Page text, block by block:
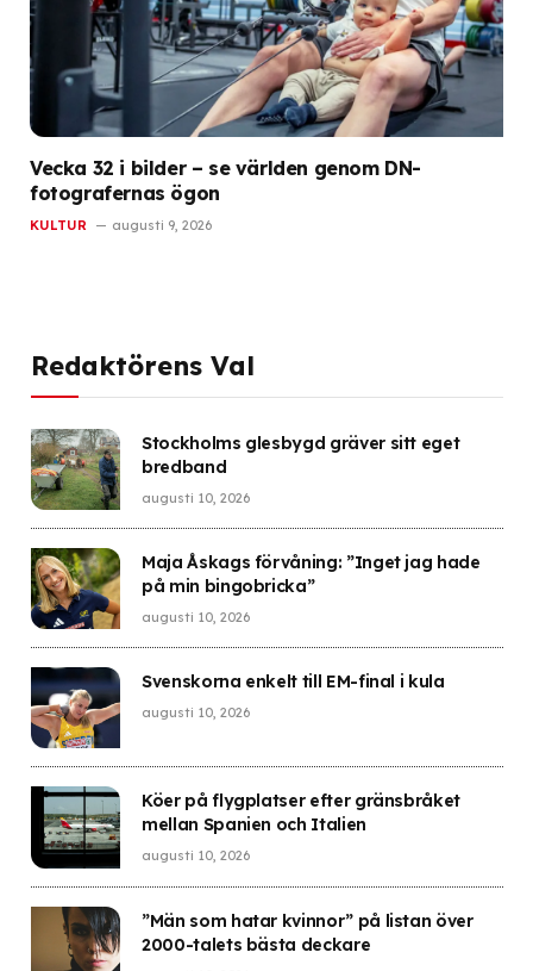
Vecka 32 i bilder – se världen genom DN-
fotografernas ögon
KULTUR augusti 9, 2026
Redaktörens Val
Stockholms glesbygd gräver sitt eget
bredband
augusti 10, 2026
Maja Åskags förvåning: ”Inget jag hade
på min bingobricka”
augusti 10, 2026
Svenskorna enkelt till EM-final i kula
augusti 10, 2026
Köer på flygplatser efter gränsbråket
mellan Spanien och Italien
augusti 10, 2026
”Män som hatar kvinnor” på listan över
2000-talets bästa deckare